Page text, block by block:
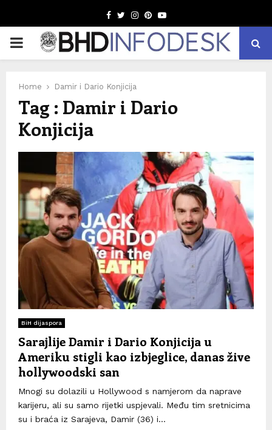
Facebook
TwitterInstagram
Pinterest
Youtube
PRIMARY
Home Damir i Dario Konjicija
Tag : Damir i Dario
Konjicija
BiH dijaspora
Sarajlije Damir i Dario Konjicija u
Ameriku stigli kao izbjeglice, danas žive
hollywoodski san
Mnogi su dolazili u Hollywood s namjerom da naprave
karijeru, ali su samo rijetki uspjevali. Među tim sretnicima
su i braća iz Sarajeva, Damir (36) i...